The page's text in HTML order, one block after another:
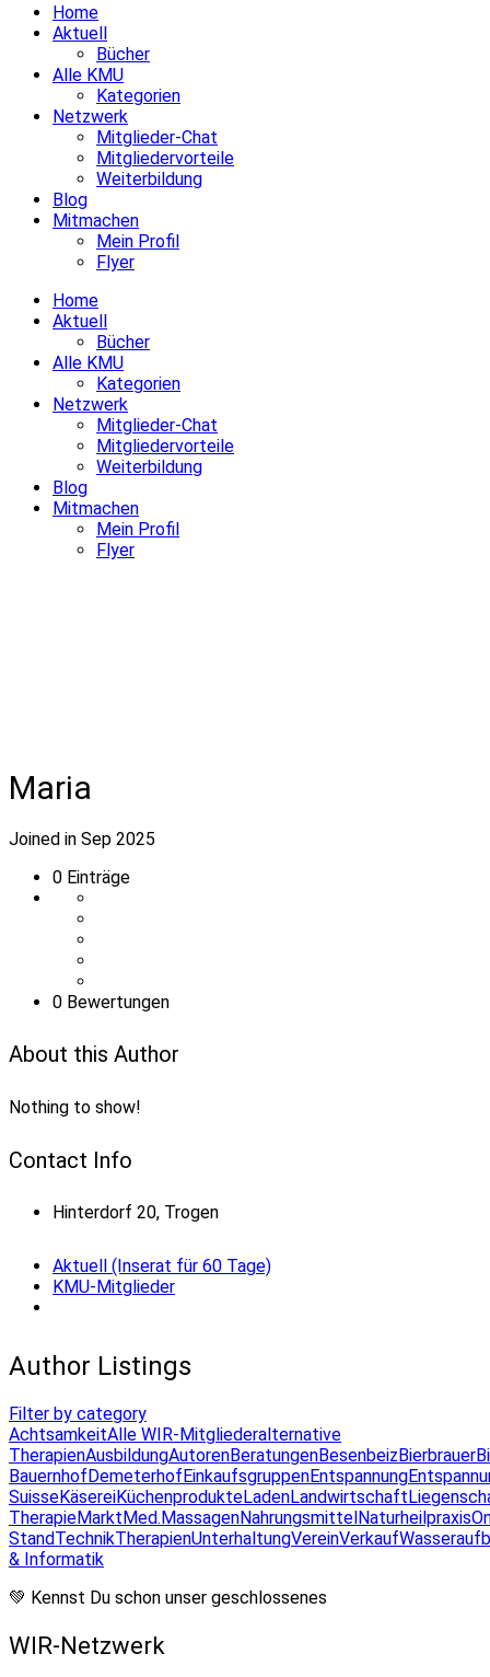
Home
Aktuell
Bücher
Alle KMU
Kategorien
Netzwerk
Mitglieder-Chat
Mitgliedervorteile
Weiterbildung
Blog
Mitmachen
Mein Profil
Flyer
Home
Aktuell
Bücher
Alle KMU
Kategorien
Netzwerk
Mitglieder-Chat
Mitgliedervorteile
Weiterbildung
Blog
Mitmachen
Mein Profil
Flyer
Maria
Joined in Sep 2025
0 Einträge
0 Bewertungen
About this Author
Nothing to show!
Contact Info
Hinterdorf 20, Trogen
Aktuell (Inserat für 60 Tage)
KMU-Mitglieder
Author Listings
Filter by category
AchtsamkeitAlle WIR-Mitgliederalternative
TherapienAusbildungAutorenBeratungenBesenbeizBierbrauer
BauernhofDemeterhofEinkaufsgruppenEntspannung
SuisseKäsereiKüchenprodukteLadenLandwirtschaft
TherapieMarktMed.MassagenNahrungsmittelNaturheilpraxis
StandTechnikTherapienUnterhaltungVereinVerkauf
& Informatik
💚 Kennst Du schon unser geschlossenes
WIR-Netzwerk